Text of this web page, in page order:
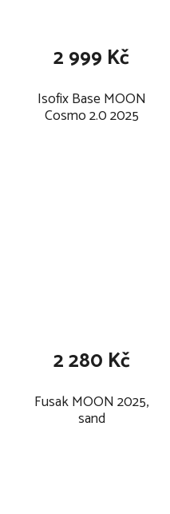
Isofix Base MOON
Cosmo 2.0 2025
2 999 Kč
Fusak MOON 2025,
sand
2 280 Kč